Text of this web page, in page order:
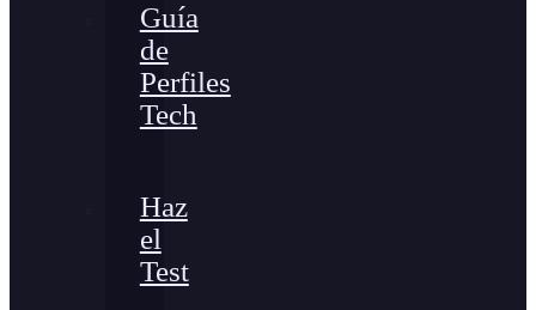
Guía
de
Perfiles
Tech
Haz
el
Test